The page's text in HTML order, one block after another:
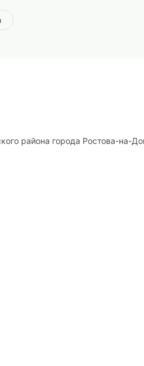
района города Ростова-на-